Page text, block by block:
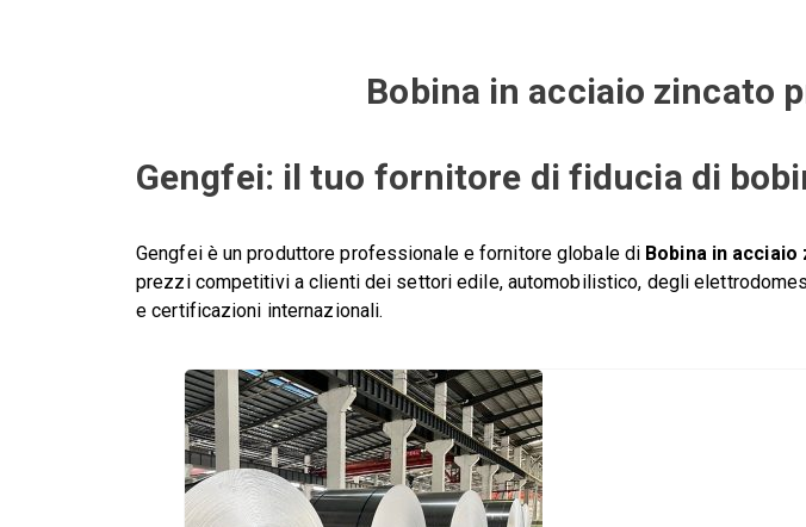
Bobina in acciaio zincato
Gengfei: il tuo fornitore di fiducia di
Gengfei è un produttore professionale e fornitore globale di Bobina in
prezzi competitivi a clienti dei settori edile, automobilistico, degli
e certificazioni internazionali.